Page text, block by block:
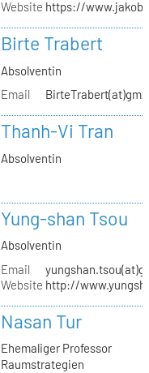
Website https://
Birte Trabert
Absolventin
Email
Thanh-Vi Tran
Absolventin
Yung-shan Tsou
Absolventin
Email
Website http://
Nasan Tur
Ehemaliger Professor
Raumstrategien